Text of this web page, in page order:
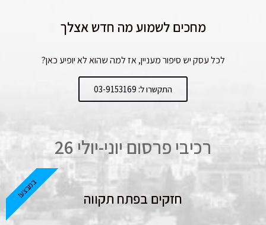
מחכים לשמוע מה חדש אצלך
לכל עסק יש סיפור מעניין, אז למה שהוא לא יופיע כאן?
התקשרו ל: 03-9153169
רכיבי פרסום יוני-יולי 26
חזקים בפתח תקווה במבצע!